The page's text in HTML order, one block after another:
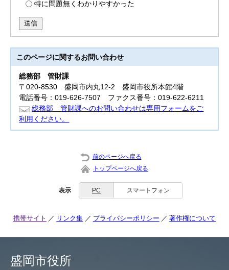
特に問題無くわかりやすかった
送信
このページに関するお問い合わせ
総務部管財課
〒020-8530 盛岡市内丸12-2 盛岡市役所本館4階
電話番号：019-626-7507 ファクス番号：019-622-6211
総務部 管財課へのお問い合わせは専用フォームをご
利用ください。
前のページへ戻る
トップページへ戻る
表示 PC スマートフォン
携帯サイト リンク集 プライバシーポリシー 著作権について
盛岡市役所